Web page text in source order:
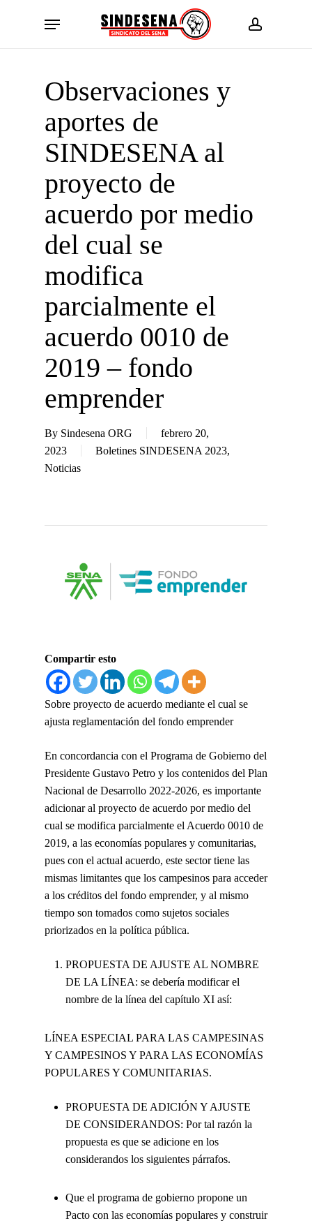
account
Menu
Observaciones y
aportes de
SINDESENA al
proyecto de
acuerdo por medio
del cual se
modifica
parcialmente el
acuerdo 0010 de
2019 – fondo
emprender
By Sindesena ORG
febrero 20,
2023
Boletines SINDESENA 2023,
Noticias
Compartir esto
Sobre proyecto de acuerdo mediante el cual se
ajusta reglamentación del fondo emprender
En concordancia con el Programa de Gobierno del
Presidente Gustavo Petro y los contenidos del Plan
Nacional de Desarrollo 2022-2026, es importante
adicionar al proyecto de acuerdo por medio del
cual se modifica parcialmente el Acuerdo 0010 de
2019, a las economías populares y comunitarias,
pues con el actual acuerdo, este sector tiene las
mismas limitantes que los campesinos para acceder
a los créditos del fondo emprender, y al mismo
tiempo son tomados como sujetos sociales
priorizados en la política pública.
PROPUESTA DE AJUSTE AL NOMBRE
DE LA LÍNEA: se debería modificar el
nombre de la línea del capítulo XI así:
LÍNEA ESPECIAL PARA LAS CAMPESINAS
Y CAMPESINOS Y PARA LAS ECONOMÍAS
POPULARES Y COMUNITARIAS.
PROPUESTA DE ADICIÓN Y AJUSTE
DE CONSIDERANDOS: Por tal razón la
propuesta es que se adicione en los
considerandos los siguientes párrafos.
Que el programa de gobierno propone un
Pacto con las economías populares y construir